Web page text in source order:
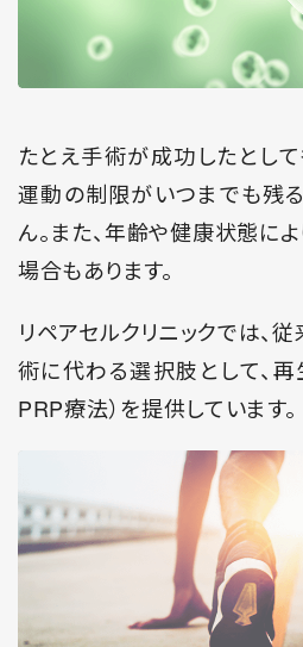
たとえ手術が成功したとし
運動の制限がいつまでも残
ん。また、年齢や健康状態に
場合もあります。
リペアセルクリニックでは、
術に代わる選択肢として、
PRP療法）を提供しています。